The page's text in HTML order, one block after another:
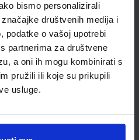
bismo personalizirali
društvenih medija i
podatke o vašoj upotrebi
partnerima za društvene
a oni ih mogu kombinirati s
pružili ili koje su prikupili
usluge.
u osmom razredu OŠ s
Igor Tišma Alenka Bujan
13,60 €